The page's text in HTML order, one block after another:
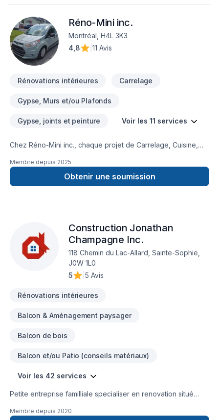
Réno-Mini inc.
Montréal, H4L 3K3
4,8
11 Avis
Rénovations intérieures Carrelage
Gypse, Murs et/ou Plafonds
Gypse, joints et peinture Voir les 11 services
Chez Réno-Mini inc., chaque projet de Carrelage, Cuisine,
l'occasion de démontrer notre engagement envers la qualité
et la satisfaction client à
Lanaudière,Laurentides,Laval,Montérégie,Montréal. Grâce à
satisfaction. Notre engagement est simple : offrir un service
d'exception, centré sur vos besoins et vos aspirations.
Membre depuis 2025
Obtenir une soumission
Construction Jonathan
Champagne Inc.
118 Chemin du Lac-Allard, Sainte-Sophie,
J0W 1L0
5
5 Avis
Rénovations intérieures
Balcon & Aménagement paysager
Balcon de bois
Balcon et/ou Patio (conseils matériaux)
Voir les 42 services
Petite entreprise familliale specialiser en renovation situé
Membre depuis 2020